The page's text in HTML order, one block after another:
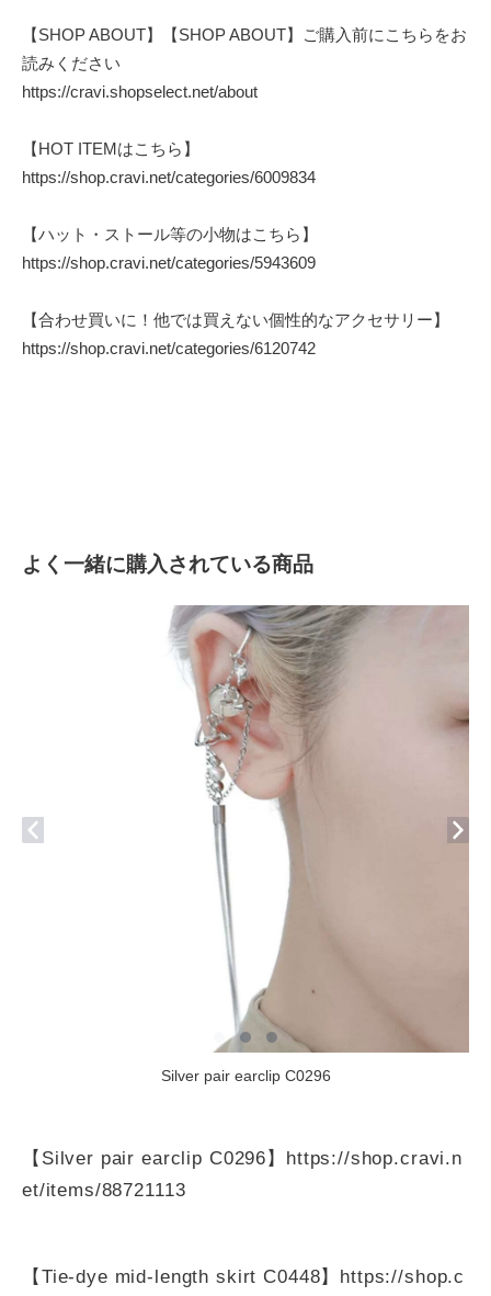
【SHOP ABOUT】【SHOP ABOUT】ご購入前にこちらをお
読みください
https://cravi.shopselect.net/about
【HOT ITEMはこちら】
https://shop.cravi.net/categories/6009834
【ハット・ストール等の小物はこちら】
https://shop.cravi.net/categories/5943609
【合わせ買いに！他では買えない個性的なアクセサリー】
https://shop.cravi.net/categories/6120742
よく一緒に購入されている商品
Silver pair earclip C0296
【Silver pair earclip C0296】 https://shop.cravi.n
et/items/88721113
【Tie-dye mid-length skirt C0448】 https://shop.c